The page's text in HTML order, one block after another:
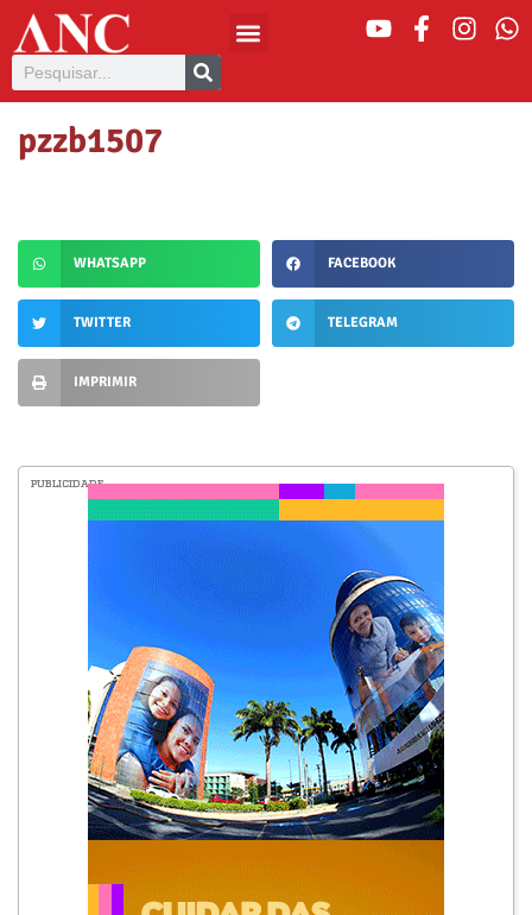
pzzb1507
WHATSAPP FACEBOOK
TWITTER TELEGRAM
IMPRIMIR
PUBLICIDADE